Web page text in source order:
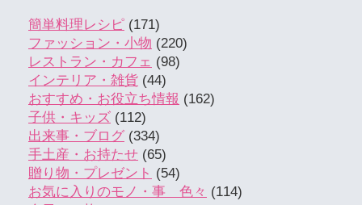
簡単料理レシピ (171)
ファッション・小物 (220)
レストラン・カフェ (98)
インテリア・雑貨 (44)
おすすめ・お役立ち情報 (162)
子供・キッズ (112)
出来事・ブログ (334)
手土産・お持たせ (65)
贈り物・プレゼント (54)
お気に入りのモノ・事 色々 (114)